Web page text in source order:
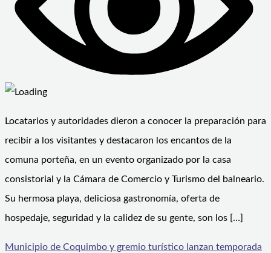
Locatarios y autoridades dieron a conocer la preparación para
recibir a los visitantes y destacaron los encantos de la
comuna porteña, en un evento organizado por la casa
consistorial y la Cámara de Comercio y Turismo del balneario.
Su hermosa playa, deliciosa gastronomía, oferta de
hospedaje, seguridad y la calidez de su gente, son los […]
Municipio de Coquimbo y gremio turístico lanzan temporada